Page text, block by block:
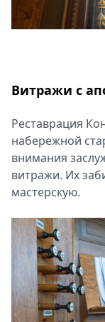
Витражи с
Реставрация
набережной
внимания
витражи. Их
мастерскую.